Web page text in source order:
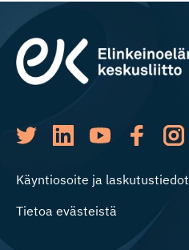
Käyntiosoite ja laskutustiedot
Tietoa evästeistä